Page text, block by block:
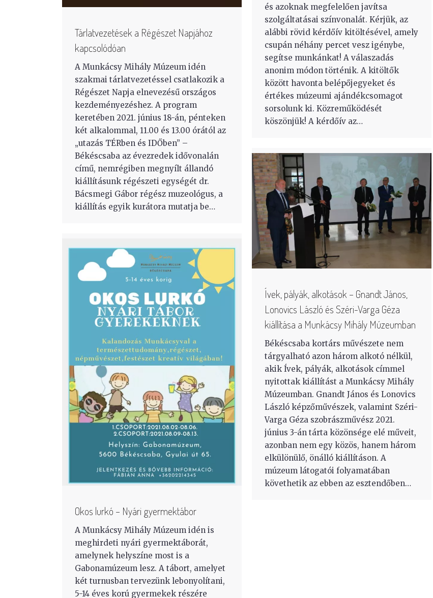
és azoknak megfelelően javítsa
szolgáltatásai színvonalát. Kérjük, az
alábbi rövid kérdőív kitöltésével, amely
csupán néhány percet vesz igénybe,
segítse munkánkat! A válaszadás
anonim módon történik. A kitöltők
között havonta belépőjegyeket és
értékes múzeumi ajándékcsomagot
sorsolunk ki. Közreműködését
köszönjük! A kérdőív az…
Tárlatvezetések a Régészet Napjához
kapcsolódóan
A Munkácsy Mihály Múzeum idén
szakmai tárlatvezetéssel csatlakozik a
Régészet Napja elnevezésű országos
kezdeményezéshez. A program
keretében 2021. június 18-án, pénteken
két alkalommal, 11.00 és 13.00 órától az
„utazás TÉRben és IDŐben” –
Békéscsaba az évezredek idővonalán
című, nemrégiben megnyílt állandó
kiállításunk régészeti egységét dr.
Bácsmegi Gábor régész muzeológus, a
kiállítás egyik kurátora mutatja be…
Ívek, pályák, alkotások – Gnandt János,
Lonovics László és Széri-Varga Géza
kiállítása a Munkácsy Mihály Múzeumban
Békéscsaba kortárs művészete nem
tárgyalható azon három alkotó nélkül,
akik Ívek, pályák, alkotások címmel
nyitottak kiállítást a Munkácsy Mihály
Múzeumban. Gnandt János és Lonovics
László képzőművészek, valamint Széri-
Varga Géza szobrászművész 2021.
június 3-án tárta közönsége elé műveit,
azonban nem egy közös, hanem három
elkülönülő, önálló kiállításon. A
múzeum látogatói folyamatában
követhetik az ebben az esztendőben…
Okos lurkó – Nyári gyermektábor
A Munkácsy Mihály Múzeum idén is
meghirdeti nyári gyermektáborát,
amelynek helyszíne most is a
Gabonamúzeum lesz. A tábort, amelyet
két turnusban tervezünk lebonyolítani,
5-14 éves korú gyermekek részére